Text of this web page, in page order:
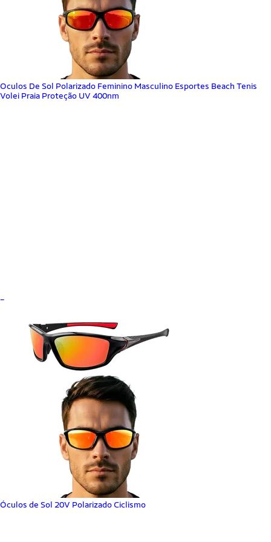
Oculos De Sol Polarizado Feminino Masculino Esportes Beach Tenis
Volei Praia Proteção UV 400nm
Óculos de Sol 20V Polarizado Ciclismo